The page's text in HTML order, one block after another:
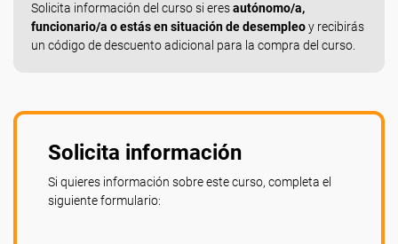
Solicita información del curso si eresautónomo/a,
funcionario/a o estás en situación de desempleoy recibirás
un código de descuento adicional para la compra del curso.
Solicita información
Si quieres información sobre este curso, completa el
siguiente formulario: